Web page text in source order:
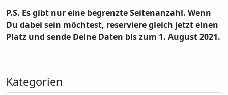
P.S. Es gibt nur eine begrenzte Seitenanzahl. Wenn
Du dabei sein möchtest, reserviere gleich jetzt einen
Platz und sende Deine Daten bis zum 1. August 2021.
Kategorien